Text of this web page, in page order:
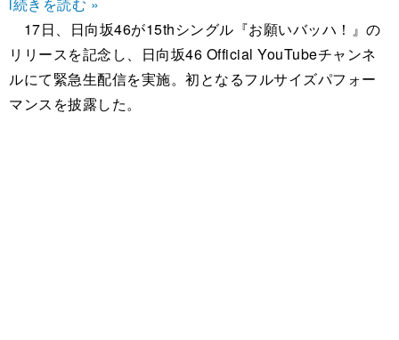
l続きを読む »
17日、日向坂46が15thシングル『お願いバッハ！』の
リリースを記念し、日向坂46 Official YouTubeチャンネ
ルにて緊急生配信を実施。初となるフルサイズパフォー
マンスを披露した。